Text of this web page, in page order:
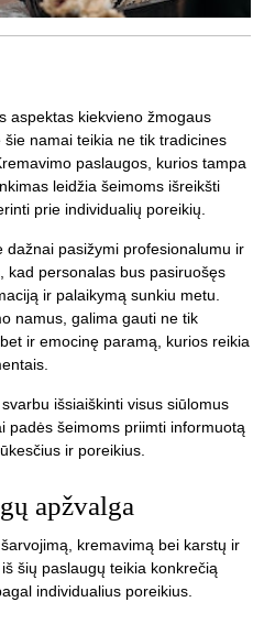
aspektas kiekvieno žmogaus
šie namai teikia ne tik tradicines
paslaugos, kurios tampa
leidžia šeimoms išreikšti
prie individualių poreikių.
dažnai pasižymi profesionalumu ir
kad personalas bus pasiruošęs
ir palaikymą sunkiu metu.
namus, galima gauti ne tik
ir emocinę paramą, kurios reikia
išsiaiškinti visus siūlomus
padės šeimoms priimti informuotą
ir poreikius.
apžvalga
kremavimą bei karstų ir
šių paslaugų teikia konkrečią
individualius poreikius.